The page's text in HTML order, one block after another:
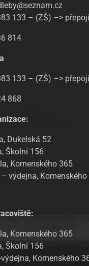
133 – (ZŠ) –>
814
133 – (ZŠ) –>
868
Dukelská 52
Školní 156
Komenského 365
výdejna, Komenského
Komenského 365
Školní 156
Komenského